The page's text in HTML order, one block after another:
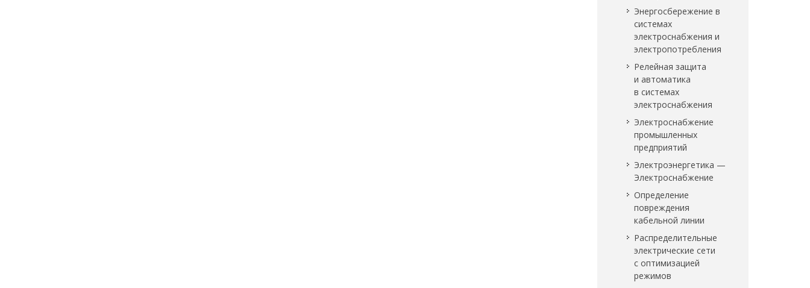
Энергосбережение в
системах
электроснабжения и
электропотребления
Релейная защита
и автоматика
в системах
электроснабжения
Электроснабжение
промышленных
предприятий
Электроэнергетика —
Электроснабжение
Определение
повреждения
кабельной линии
Распределительные
электрические сети
с оптимизацией
режимов